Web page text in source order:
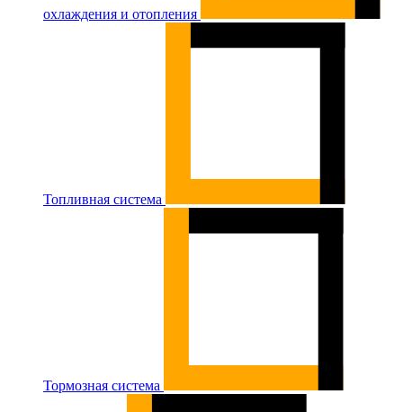
охлаждения и отопления
Топливная система
Тормозная система